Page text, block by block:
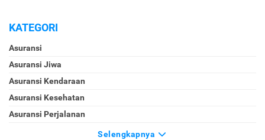
KATEGORI
Asuransi
Asuransi Jiwa
Asuransi Kendaraan
Asuransi Kesehatan
Asuransi Perjalanan
Selengkapnya